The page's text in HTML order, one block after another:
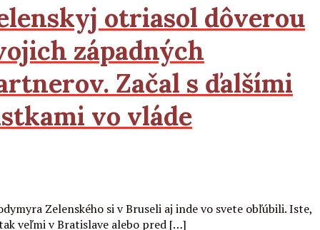
otriasol dôverou
západných
Začal s ďalšími
vo vláde
Zelenského si v Bruseli aj inde vo svete obľúbili. Iste,
veľmi v Bratislave alebo pred […]